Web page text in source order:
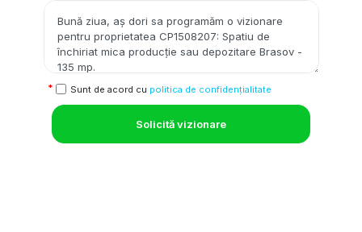
Sunt de acord cu politica de confidențialitate
Solicită vizionare